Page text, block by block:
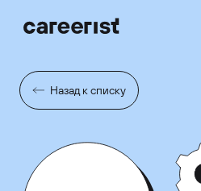
Назад к списку